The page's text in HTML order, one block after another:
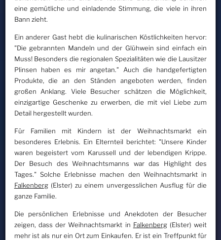
eine gemütliche und einladende Stimmung, die viele in ihren
Bann zieht.
Ein anderer Gast hebt die kulinarischen Köstlichkeiten hervor:
"Die gebrannten Mandeln und der Glühwein sind einfach ein
Muss! Besonders die regionalen Spezialitäten wie die Lausitzer
Plinsen haben es mir angetan." Auch die handgefertigten
Produkte, die an den Ständen angeboten werden, finden
großen Anklang. Viele Besucher schätzen die Möglichkeit,
einzigartige Geschenke zu erwerben, die mit viel Liebe zum
Detail hergestellt wurden.
Für Familien mit Kindern ist der Weihnachtsmarkt ein
besonderes Erlebnis. Ein Elternteil berichtet: "Unsere Kinder
waren begeistert vom Karussell und der lebendigen Krippe.
Der Besuch des Weihnachtsmanns war das Highlight des
Tages." Solche Erlebnisse machen den Weihnachtsmarkt in
Falkenberg(Elster) zu einem unvergesslichen Ausflug für die
ganze Familie.
Die persönlichen Erlebnisse und Anekdoten der Besucher
zeigen, dass der Weihnachtsmarkt in Falkenberg(Elster) weit
mehr ist als nur ein Ort zum Einkaufen. Er ist ein Treffpunkt für